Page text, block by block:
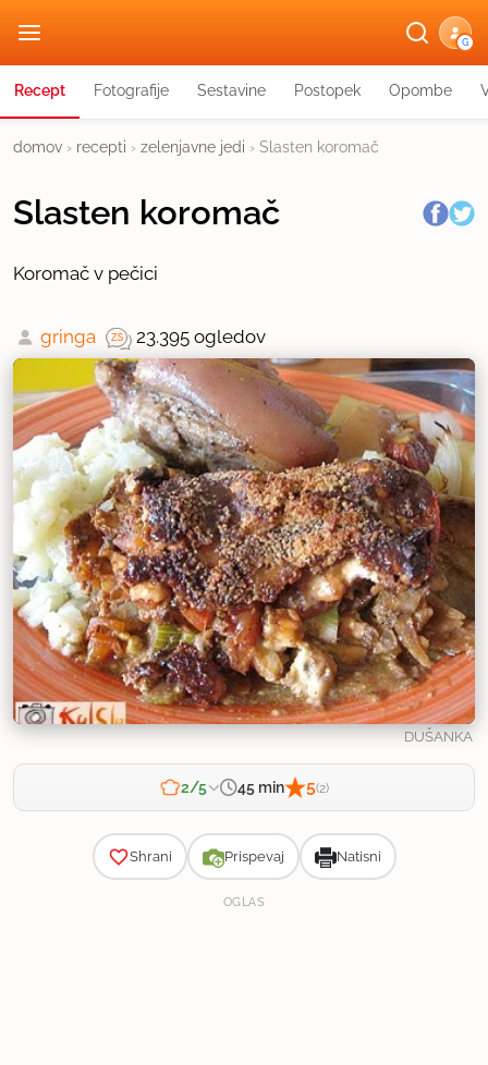
G
Recept Fotografije Sestavine Postopek Opombe
domov › recepti › zelenjavne jedi › Slasten koromač
Slasten koromač
Koromač v pečici
gringa 23.395 ogledov
DUŠANKA
2/5 45 min 5(2)
Shrani Prispevaj Natisni
OGLAS